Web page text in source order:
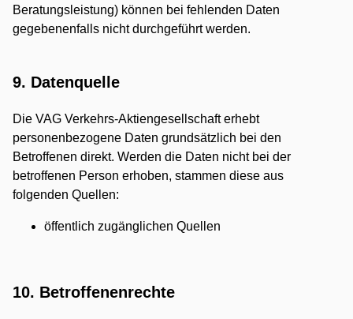
Beratungsleistung) können bei fehlenden Daten
gegebenenfalls nicht durchgeführt werden.
9. Datenquelle
Die VAG Verkehrs-Aktiengesellschaft erhebt
personenbezogene Daten grundsätzlich bei den
Betroffenen direkt. Werden die Daten nicht bei der
betroffenen Person erhoben, stammen diese aus
folgenden Quellen:
öffentlich zugänglichen Quellen
10. Betroffenenrechte